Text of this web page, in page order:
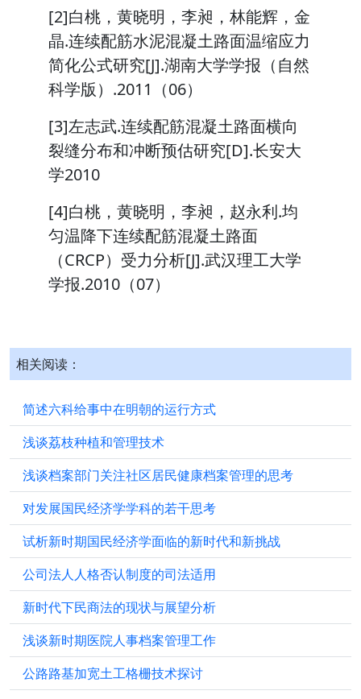
[2]白桃，黄晓明，李昶，林能辉，金
晶.连续配筋水泥混凝土路面温缩应力
简化公式研究[J].湖南大学学报（自然
科学版）.2011（06）
[3]左志武.连续配筋混凝土路面横向
裂缝分布和冲断预估研究[D].长安大
学2010
[4]白桃，黄晓明，李昶，赵永利.均
匀温降下连续配筋混凝土路面
（CRCP）受力分析[J].武汉理工大学
学报.2010（07）
相关阅读：
简述六科给事中在明朝的运行方式
浅谈荔枝种植和管理技术
浅谈档案部门关注社区居民健康档案管理的思考
对发展国民经济学学科的若干思考
试析新时期国民经济学面临的新时代和新挑战
公司法人人格否认制度的司法适用
新时代下民商法的现状与展望分析
浅谈新时期医院人事档案管理工作
公路路基加宽土工格栅技术探讨